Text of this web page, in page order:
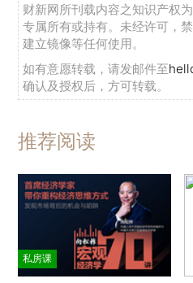
财新网所刊载内容之知识产权
专属所有或持有。未经许可，
建立镜像等任何使用。
如有意愿转载，请发邮件至
确认及授权后，方可转载。
推荐阅读
私房课